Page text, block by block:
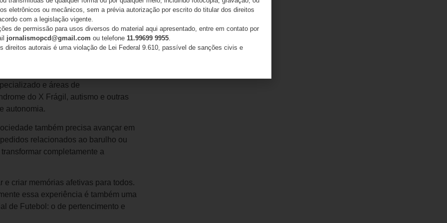
acredita que ainda há um longo
inclusivos para pessoas
futebol colocassem à disposição
ao redor do mundo, costumam
e áreas de
do X Frágil, autismo e outras
autonomia.
também precisa avançar em
relacionados ao barulho ou
completamente a
e criar memórias afetivas para todos.
essa experiência é também uma
de Futebol: o de pertencimento e
eletrônicos ou mecânicos, sem a prévia autorização por escrito do titular dos direitos
com a legislação vigente.
de permissão para usos diversos do material aqui apresentado, entre em contato por
jornalismopcd@gmail.com ou telefone 11.99699 9955
direitos autorais é uma violação de Lei Federal 9.610, passível de sanções civis e